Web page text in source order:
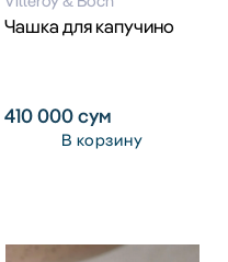
Чашка для капучино
410 000сум
В корзину